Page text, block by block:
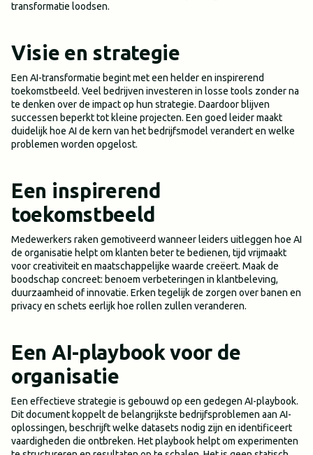
transformatie loodsen.
Visie en strategie
Een AI-transformatie begint met een helder en inspirerend
toekomstbeeld. Veel bedrijven investeren in losse tools zonder na
te denken over de impact op hun strategie. Daardoor blijven
successen beperkt tot kleine projecten. Een goed leider maakt
duidelijk hoe AI de kern van het bedrijfsmodel verandert en welke
problemen worden opgelost.
Een inspirerend
toekomstbeeld
Medewerkers raken gemotiveerd wanneer leiders uitleggen hoe AI
de organisatie helpt om klanten beter te bedienen, tijd vrijmaakt
voor creativiteit en maatschappelijke waarde creëert. Maak de
boodschap concreet: benoem verbeteringen in klantbeleving,
duurzaamheid of innovatie. Erken tegelijk de zorgen over banen en
privacy en schets eerlijk hoe rollen zullen veranderen.
Een AI-playbook voor de
organisatie
Een effectieve strategie is gebouwd op een gedegen AI-playbook.
Dit document koppelt de belangrijkste bedrijfsproblemen aan AI-
oplossingen, beschrijft welke datasets nodig zijn en identificeert
vaardigheden die ontbreken. Het playbook helpt om experimenten